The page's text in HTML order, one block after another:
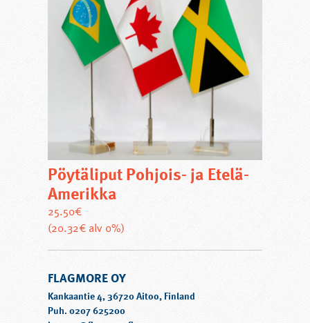
Pöytäliput Pohjois- ja Etelä-
Amerikka
25.50€
(20.32€ alv 0%)
useampi
muunnelma.
Voit
FLAGMORE OY
Kankaantie 4, 36720 Aitoo, Finland
Puh. 0207 625200